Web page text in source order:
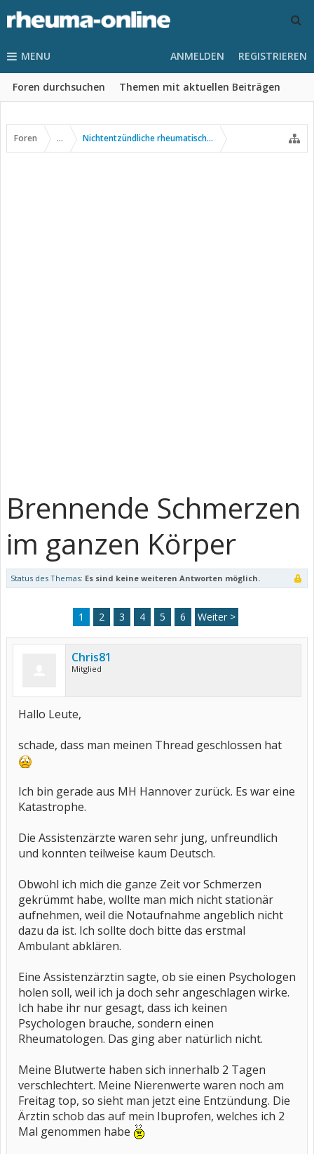
MENU
Foren durchsuchen Themen mit aktuellen Beiträgen
ANMELDEN REGISTRIEREN
Foren ... Nichtentzündliche rheumatische Erkrankungen
Brennende Schmerzen
im ganzen Körper
Status des Themas: Es sind keine weiteren Antworten möglich.
1 2 3 4 5 6 Weiter >
Chris81
Mitglied
Hallo Leute,
schade, dass man meinen Thread geschlossen hat
Ich bin gerade aus MH Hannover zurück. Es war eine
Katastrophe.
Die Assistenzärzte waren sehr jung, unfreundlich
und konnten teilweise kaum Deutsch.
Obwohl ich mich die ganze Zeit vor Schmerzen
gekrümmt habe, wollte man mich nicht stationär
aufnehmen, weil die Notaufnahme angeblich nicht
dazu da ist. Ich sollte doch bitte das erstmal
Ambulant abklären.
Eine Assistenzärztin sagte, ob sie einen Psychologen
holen soll, weil ich ja doch sehr angeschlagen wirke.
Ich habe ihr nur gesagt, dass ich keinen
Psychologen brauche, sondern einen
Rheumatologen. Das ging aber natürlich nicht.
Meine Blutwerte haben sich innerhalb 2 Tagen
verschlechtert. Meine Nierenwerte waren noch am
Freitag top, so sieht man jetzt eine Entzündung. Die
Ärztin schob das auf mein Ibuprofen, welches ich 2
Mal genommen habe